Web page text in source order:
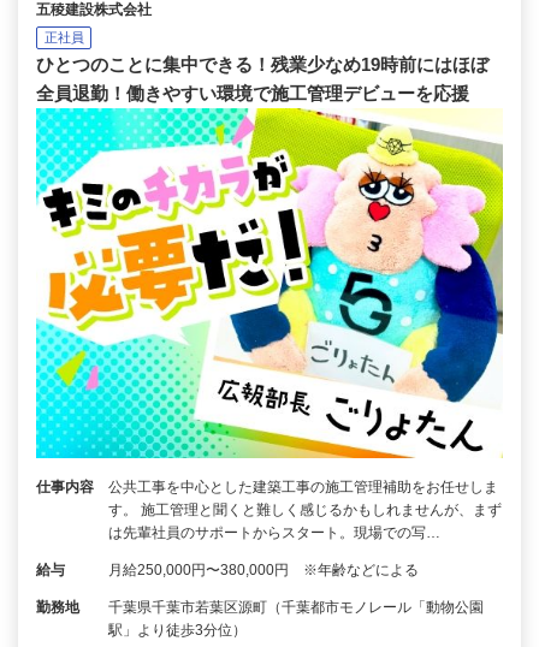
五稜建設株式会社
正社員
ひとつのことに集中できる！残業少なめ19時前にはほぼ
全員退勤！働きやすい環境で施工管理デビューを応援
仕事内容
公共工事を中心とした建築工事の施工管理補助をお任せしま
す。 施工管理と聞くと難しく感じるかもしれませんが、まず
は先輩社員のサポートからスタート。現場での写…
給与 月給250,000円〜380,000円 ※年齢などによる
勤務地
千葉県千葉市若葉区源町（千葉都市モノレール「動物公園
駅」より徒歩3分位）